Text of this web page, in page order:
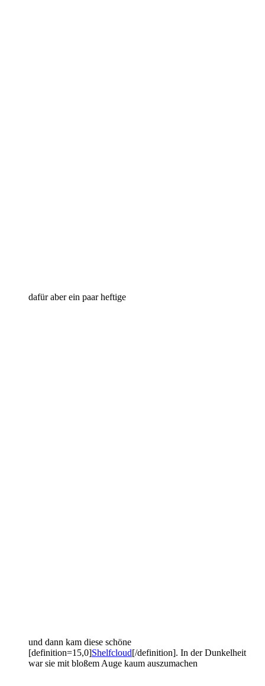
dafür aber ein paar heftige
und dann kam diese schöne
[definition=15,0]Shelfcloud[/definition]. In der Dunkelheit
war sie mit bloßem Auge kaum auszumachen